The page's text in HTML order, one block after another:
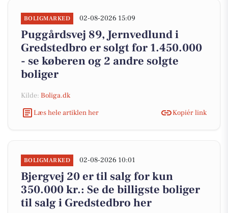
BOLIGMARKED 02-08-2026 15:09
Puggårdsvej 89, Jernvedlund i
Gredstedbro er solgt for 1.450.000
- se køberen og 2 andre solgte
boliger
Kilde: Boliga.dk
Læs hele artiklen her
Kopiér link
BOLIGMARKED 02-08-2026 10:01
Bjergvej 20 er til salg for kun
350.000 kr.: Se de billigste boliger
til salg i Gredstedbro her